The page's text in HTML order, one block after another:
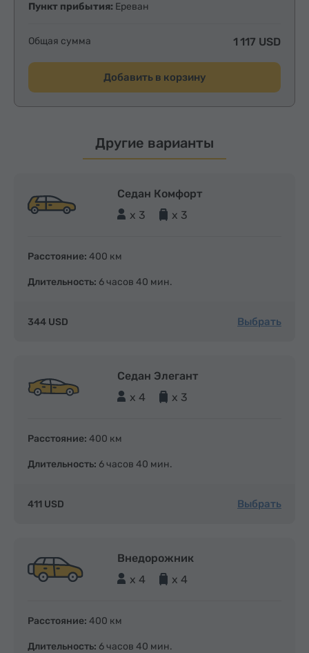
Пункт прибытия: Ереван
Общая сумма 1 117 USD
Добавить в корзину
Другие варианты
Седан Комфорт
x 3
x 3
Расстояние: 400 км
Длительность: 6 часов 40 мин.
344 USD Выбрать
Седан Элегант
x 4
x 3
Расстояние: 400 км
Длительность: 6 часов 40 мин.
411 USD Выбрать
Внедорожник
x 4
x 4
Расстояние: 400 км
Длительность: 6 часов 40 мин.